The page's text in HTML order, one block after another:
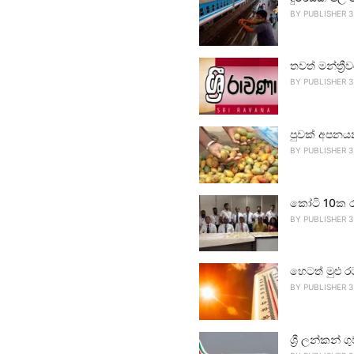
BY PUBLISHER 3
තවත්
BY PUBLISHER 3
පුවක්
BY PUBLISHER 3
කෝටි 10ක
BY PUBLISHER 3
හෙටත් මුළු
BY PUBLISHER 3
ශ්‍රී ලන්කන්